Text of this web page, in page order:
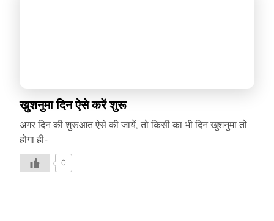
खुशनुमा दिन ऐसे करें शुरू
अगर दिन की शुरूआत ऐसे की जायें, तो किसी का भी दिन खुशनुमा तो
होगा ही-
0